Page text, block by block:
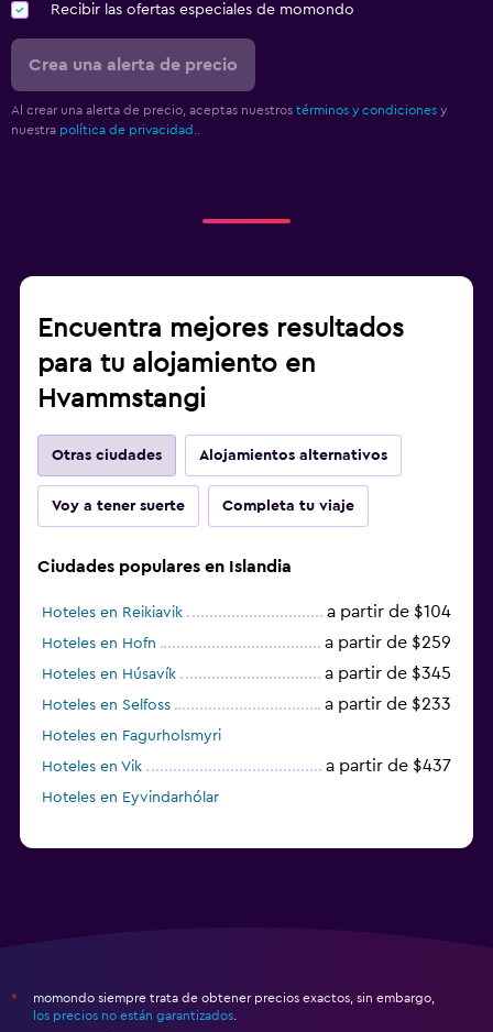
Recibir las ofertas especiales de momondo
Crea una alerta de precio
Al crear una alerta de precio, aceptas nuestros términos y condiciones y
nuestra política de privacidad.
Encuentra mejores resultados
para tu alojamiento en
Hvammstangi
Otras ciudades Alojamientos alternativos
Voy a tener suerte Completa tu viaje
Ciudades populares en Islandia
Hoteles en Reikiavik a partir de $104
Hoteles en Hofn a partir de $259
Hoteles en Húsavík a partir de $345
Hoteles en Selfoss a partir de $233
Hoteles en Fagurholsmyri
Hoteles en Vik
a partir de $437
Hoteles en Eyvindarhólar
*
momondo siempre trata de obtener precios exactos, sin embargo,
los precios no están garantizados